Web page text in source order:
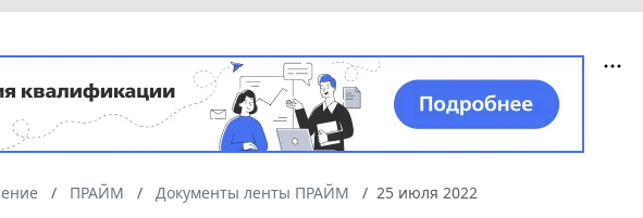
ПРАЙМ Документы ленты ПРАЙМ 25 июля 2022